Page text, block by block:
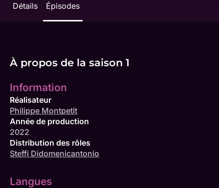
Détails Épisodes
À propos de la saison 1
Information
Réalisateur
Philippe Montpetit
Année de production
2022
Distribution des rôles
Steffi Didomenicantonio
Langues